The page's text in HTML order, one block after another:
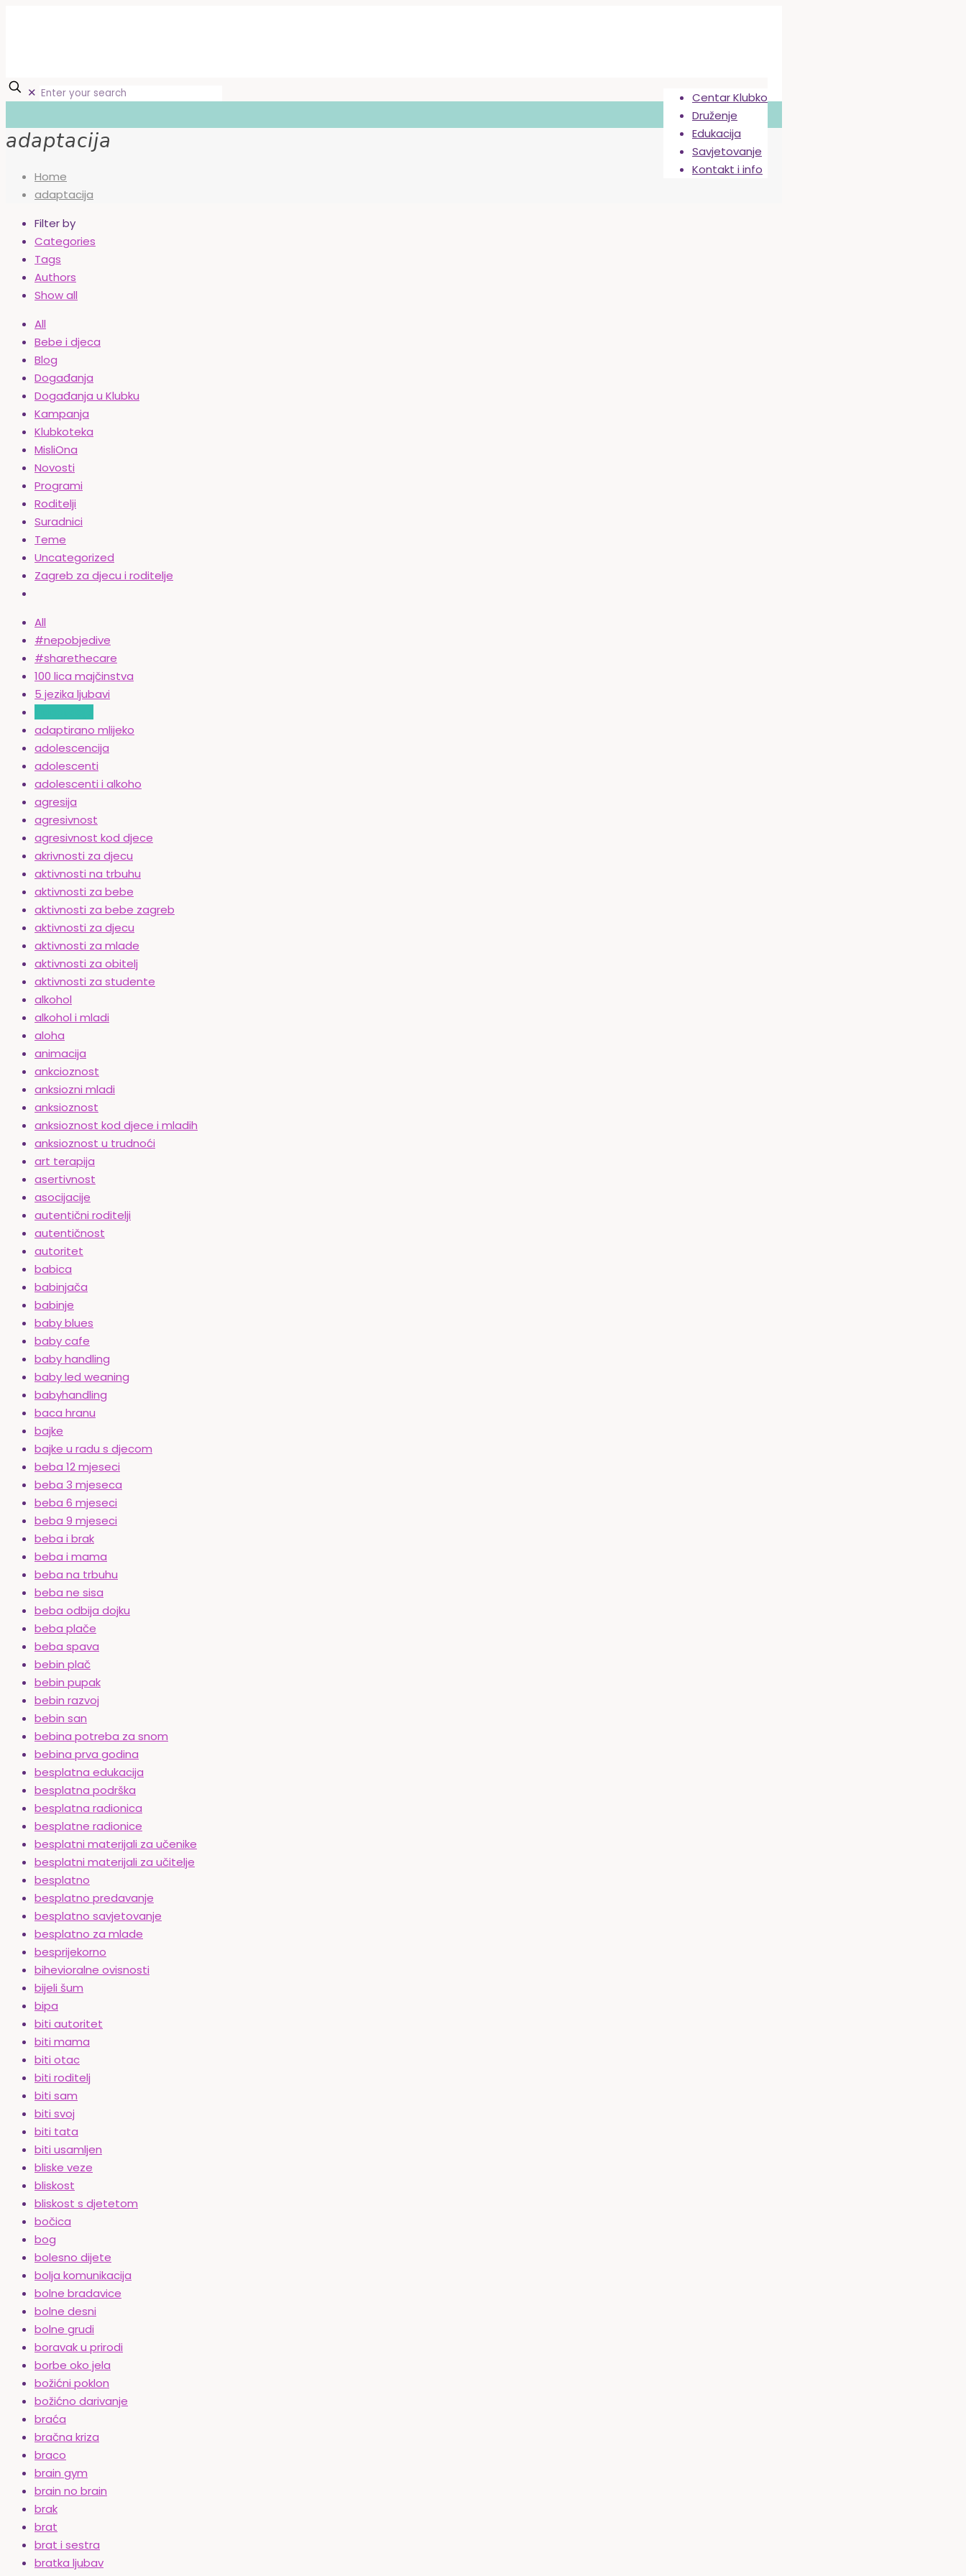
Centar Klubko
Druženje
Edukacija
Savjetovanje
Kontakt i info
✕
adaptacija
Home
adaptacija
Filter by
Categories
Tags
Authors
Show all
All
Bebe i djeca
Blog
Događanja
Događanja u Klubku
Kampanja
Klubkoteka
MisliOna
Novosti
Programi
Roditelji
Suradnici
Teme
Uncategorized
Zagreb za djecu i roditelje
All
#nepobjedive
#sharethecare
100 lica majčinstva
5 jezika ljubavi
adaptirano mlijeko
adolescencija
adolescenti
adolescenti i alkoho
agresija
agresivnost
agresivnost kod djece
akrivnosti za djecu
aktivnosti na trbuhu
aktivnosti za bebe
aktivnosti za bebe zagreb
aktivnosti za djecu
aktivnosti za mlade
aktivnosti za obitelj
aktivnosti za studente
alkohol
alkohol i mladi
aloha
animacija
ankcioznost
anksiozni mladi
anksioznost
anksioznost kod djece i mladih
anksioznost u trudnoći
art terapija
asertivnost
asocijacije
autentični roditelji
autentičnost
autoritet
babica
babinjača
babinje
baby blues
baby cafe
baby handling
baby led weaning
babyhandling
baca hranu
bajke
bajke u radu s djecom
beba 12 mjeseci
beba 3 mjeseca
beba 6 mjeseci
beba 9 mjeseci
beba i brak
beba i mama
beba na trbuhu
beba ne sisa
beba odbija dojku
beba plače
beba spava
bebin plač
bebin pupak
bebin razvoj
bebin san
bebina potreba za snom
bebina prva godina
besplatna edukacija
besplatna podrška
besplatna radionica
besplatne radionice
besplatni materijali za učenike
besplatni materijali za učitelje
besplatno
besplatno predavanje
besplatno savjetovanje
besplatno za mlade
besprijekorno
bihevioralne ovisnosti
bijeli šum
bipa
biti autoritet
biti mama
biti otac
biti roditelj
biti sam
biti svoj
biti tata
biti usamljen
bliske veze
bliskost
bliskost s djetetom
bočica
bog
bolesno dijete
bolja komunikacija
bolne bradavice
bolne desni
bolne grudi
boravak u prirodi
borbe oko jela
božićni poklon
božićno darivanje
braća
bračna kriza
braco
brain gym
brain no brain
brak
brat
brat i sestra
bratka ljubav